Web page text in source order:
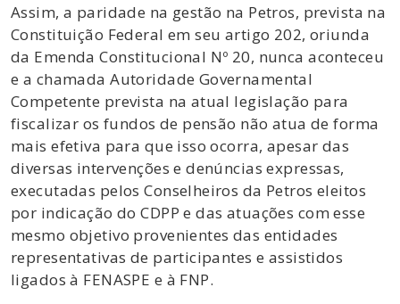
Assim, a paridade na gestão na Petros, prevista na
Constituição Federal em seu artigo 202, oriunda
da Emenda Constitucional Nº 20, nunca aconteceu
e a chamada Autoridade Governamental
Competente prevista na atual legislação para
fiscalizar os fundos de pensão não atua de forma
mais efetiva para que isso ocorra, apesar das
diversas intervenções e denúncias expressas,
executadas pelos Conselheiros da Petros eleitos
por indicação do CDPP e das atuações com esse
mesmo objetivo provenientes das entidades
representativas de participantes e assistidos
ligados à FENASPE e à FNP.